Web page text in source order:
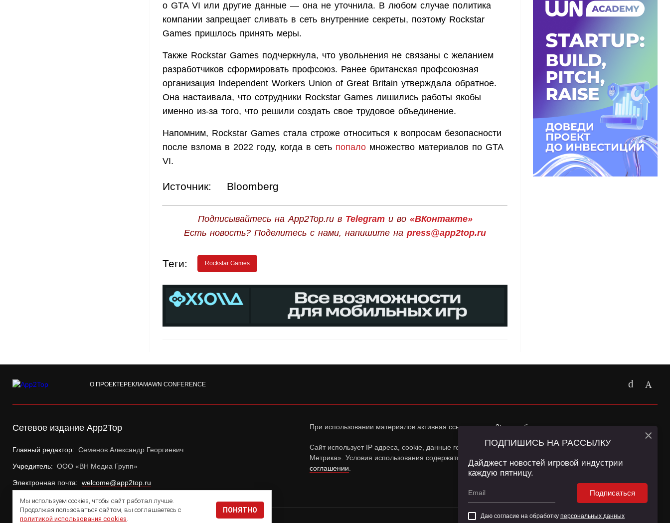
о GTA VI или другие данные — она не уточнила. В любом случае политика
компании запрещает сливать в сеть внутренние секреты, поэтому Rockstar
Games пришлось принять меры.
Также Rockstar Games подчеркнула, что увольнения не связаны с желанием
разработчиков сформировать профсоюз. Ранее британская профсоюзная
организация Independent Workers Union of Great Britain утверждала обратное.
Она настаивала, что сотрудники Rockstar Games лишились работы якобы
именно из-за того, что решили создать свое трудовое объединение.
Напомним, Rockstar Games стала строже относиться к вопросам безопасности
после взлома в 2022 году, когда в сеть попало множество материалов по GTA
VI.
Источник: Bloomberg
Подписывайтесь на App2Top.ru в Telegramи во «ВКонтакте»
Есть новость? Поделитесь с нами, напишите на press@app2top.ru
Теги: Rockstar Games
О ПРОЕКТЕРЕКЛАМАWN CONFERENCE
Сетевое издание App2Top
Главный редактор: Семенов Александр Георгиевич
Учредитель: ООО «ВН Медиа Групп»
Электронная почта: welcome@app2top.ru
При использовании материалов активная ссылка наapp2top.ruобязательна.
Сайт использует IP адреса, cookie, данные геолокации Пользователей сайта и сервис «Яндекс
Метрика». Условия использования содержатся вПолитике конфиденциальностии
соглашении.
Мы используем cookies, чтобы сайт работал лучше.
Продолжая пользоваться сайтом, вы соглашаетесь с
политикой использования cookies.
ПОНЯТНО
ПОДПИШИСЬ НА РАССЫЛКУ
Дайджест новостей игровой индустрии
каждую пятницу.
Подписаться
Даю согласие на обработку персональных данных
×